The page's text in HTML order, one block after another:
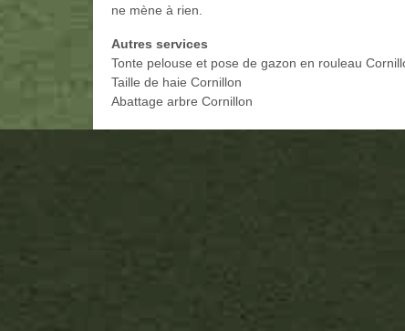
ne mène à rien.
Autres services
Tonte pelouse et pose de gazon en rouleau
Taille de haie Cornillon
Abattage arbre Cornillon